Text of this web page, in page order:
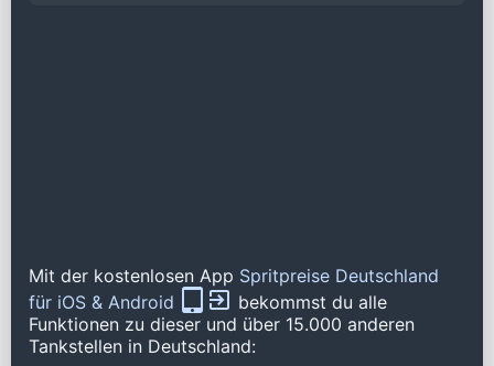
Mit der kostenlosen App Spritpreise Deutschland
für iOS & Android
bekommst du alle
Funktionen zu dieser und über 15.000 anderen
Tankstellen in Deutschland: